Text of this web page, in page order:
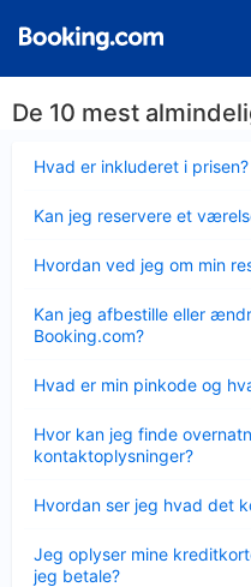
De 10 mest
Hvad er inkluderet i prisen?
Kan jeg reservere et
Hvordan ved jeg om min
Kan jeg afbestille eller
Booking.com?
Hvad er min pinkode og
Hvor kan jeg finde
kontaktoplysninger?
Hvordan ser jeg hvad det
Jeg oplyser mine
jeg betale?